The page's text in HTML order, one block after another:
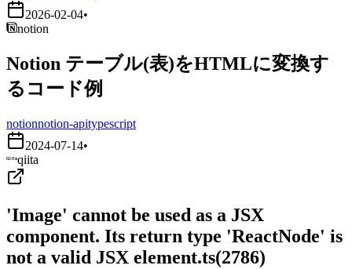
2026-02-04•
notion
Notion テーブル(表)をHTMLに変換す
るコード例
notionnotion-apitypescript
2024-07-14•
qiita
'Image' cannot be used as a JSX
component. Its return type 'ReactNode' is
not a valid JSX element.ts(2786)